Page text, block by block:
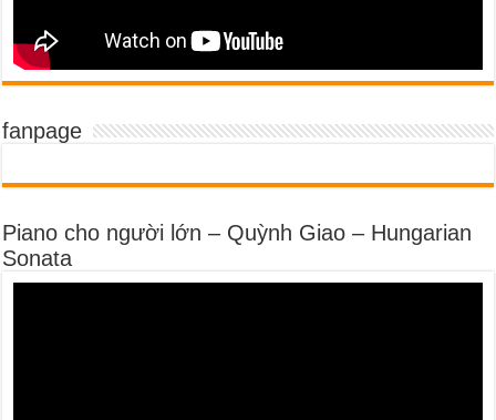
fanpage
Piano cho người lớn – Quỳnh Giao – Hungarian
Sonata